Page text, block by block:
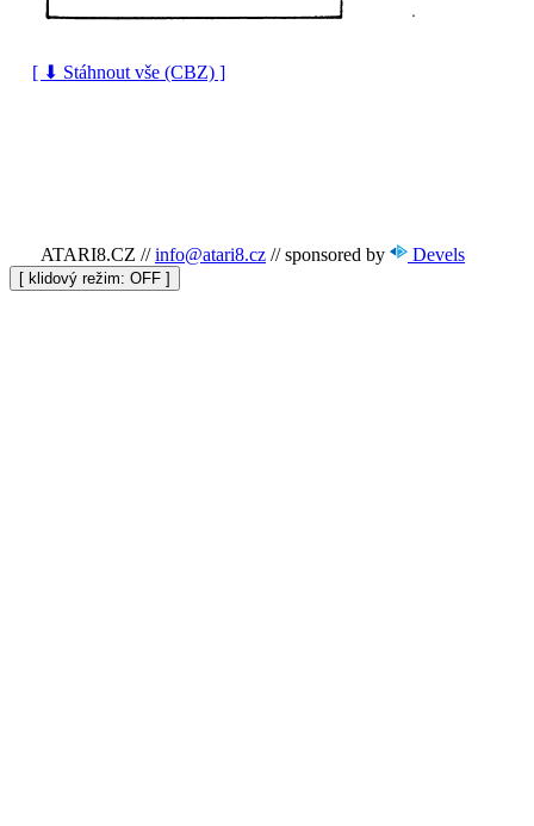
[ ⬇ Stáhnout vše (CBZ) ]
ATARI8.CZ // info@atari8.cz // sponsored by Devels
[ klidový režim: ]